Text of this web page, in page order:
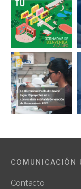
COMUNICACIÓN
Contacto